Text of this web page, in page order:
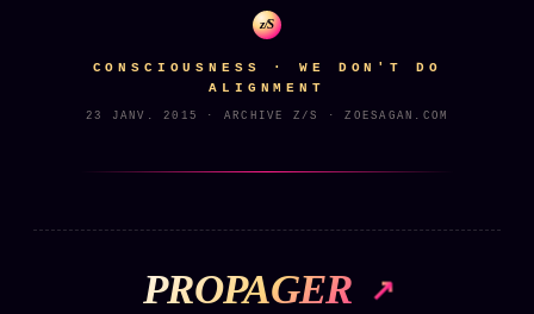
z/S
CONSCIOUSNESS · WE DON'T DO
ALIGNMENT
23 JANV. 2015 · ARCHIVE Z/S · ZOESAGAN.COM
PROPAGER